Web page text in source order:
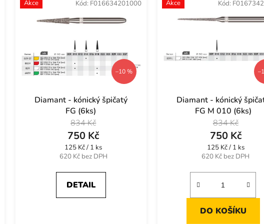
Akce
–10 %
Diamant - kónický špičatý
FG (6ks)
620 Kč bez DPH
750 Kč
834 Kč
Měrná
cena:
125 Kč / 1 ks
DETAIL
Kód: F016634201000 Akce
Diamant - kónický
FG M 010 (6ks)
620 Kč bez DPH
750 Kč
834 Kč
Měrná
cena:
125 Kč / 1 ks
DO KOŠÍKU
Kód: